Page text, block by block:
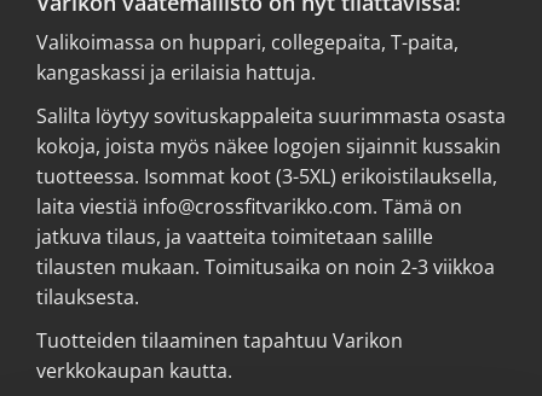
Valikoimassa on huppari, collegepaita, T-paita,
kangaskassi ja erilaisia hattuja.
Salilta löytyy sovituskappaleita suurimmasta osasta
kokoja, joista myös näkee logojen sijainnit kussakin
tuotteessa. Isommat koot (3-5XL) erikoistilauksella,
laita viestiä info@crossfitvarikko.com. Tämä on
jatkuva tilaus, ja vaatteita toimitetaan salille
tilausten mukaan. Toimitusaika on noin 2-3 viikkoa
tilauksesta.
Tuotteiden tilaaminen tapahtuu Varikon
verkkokaupan kautta.